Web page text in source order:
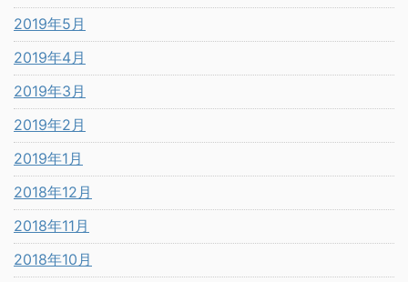
2019年5月
2019年4月
2019年3月
2019年2月
2019年1月
2018年12月
2018年11月
2018年10月